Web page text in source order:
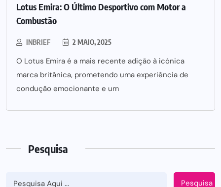
Lotus Emira: O Último Desportivo com Motor a
Combustão
INBRIEF 2 MAIO, 2025
O Lotus Emira é a mais recente adição à icónica
marca britânica, prometendo uma experiência de
condução emocionante e um
Pesquisa
Pesquisa